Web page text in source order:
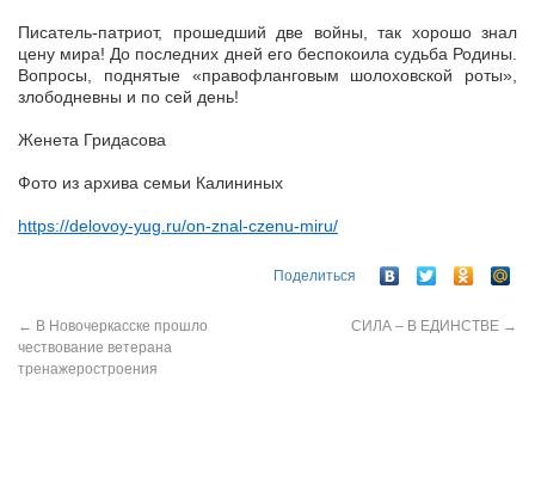
Писатель-патриот, прошедший две войны, так хорошо знал
цену мира! До последних дней его беспокоила судьба Родины.
Вопросы, поднятые «правофланговым шолоховской роты»,
злободневны и по сей день!
Женета Гридасова
Фото из архива семьи Калининых
https://delovoy-yug.ru/on-znal-czenu-miru/
Поделиться
← В Новочеркасске прошло
чествование ветерана
тренажеростроения
СИЛА – В ЕДИНСТВЕ →